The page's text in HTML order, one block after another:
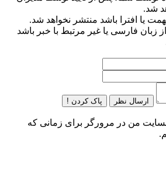
شد.
یا افترا باشد منتشر نخواهد شد.
زبان فارسی یا غیر مرتبط با خبر باشد
ارسال نظر پاک کردن !
من در مرورگر برای زمانی که